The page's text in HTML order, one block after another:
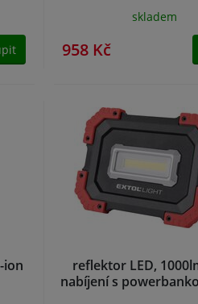
skladem
958 Kč
ion
reflektor LED,
nabíjení s